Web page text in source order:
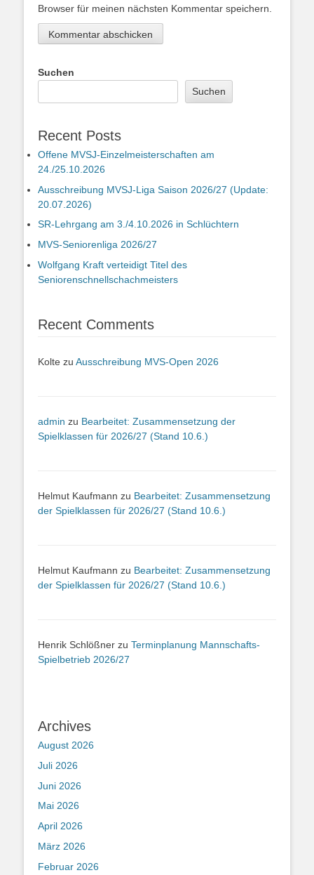
Browser für meinen nächsten Kommentar speichern.
Suchen
Suchen
Recent Posts
Offene MVSJ-Einzelmeisterschaften am
24./25.10.2026
Ausschreibung MVSJ-Liga Saison 2026/27 (Update:
20.07.2026)
SR-Lehrgang am 3./4.10.2026 in Schlüchtern
MVS-Seniorenliga 2026/27
Wolfgang Kraft verteidigt Titel des
Seniorenschnellschachmeisters
Recent Comments
Kolte zu Ausschreibung MVS-Open 2026
admin zu Bearbeitet: Zusammensetzung der
Spielklassen für 2026/27 (Stand 10.6.)
Helmut Kaufmann zu Bearbeitet: Zusammensetzung
der Spielklassen für 2026/27 (Stand 10.6.)
Helmut Kaufmann zu Bearbeitet: Zusammensetzung
der Spielklassen für 2026/27 (Stand 10.6.)
Henrik Schlößner zu Terminplanung Mannschafts-
Spielbetrieb 2026/27
Archives
August 2026
Juli 2026
Juni 2026
Mai 2026
April 2026
März 2026
Februar 2026